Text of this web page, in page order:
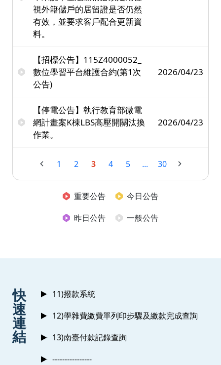
視外籍儲戶的居留證是否仍然
有效，並要求客戶配合更新資
料。
【招標公告】115Z4000052_
數位學習平台維護合約(第1次
公告)
2026/04/23
【停電公告】執行教育部微電
網計畫案K棟LBS高壓開關汰換
作業。
2026/04/23
1 2 3 4 5 ... 30
重要公告
今日公告
昨日公告
一般公告
快
速
連
結
11)撥款系統
12)學雜費繳費單列印步驟及繳款完成查詢
13)南臺付款記錄查詢
----------------